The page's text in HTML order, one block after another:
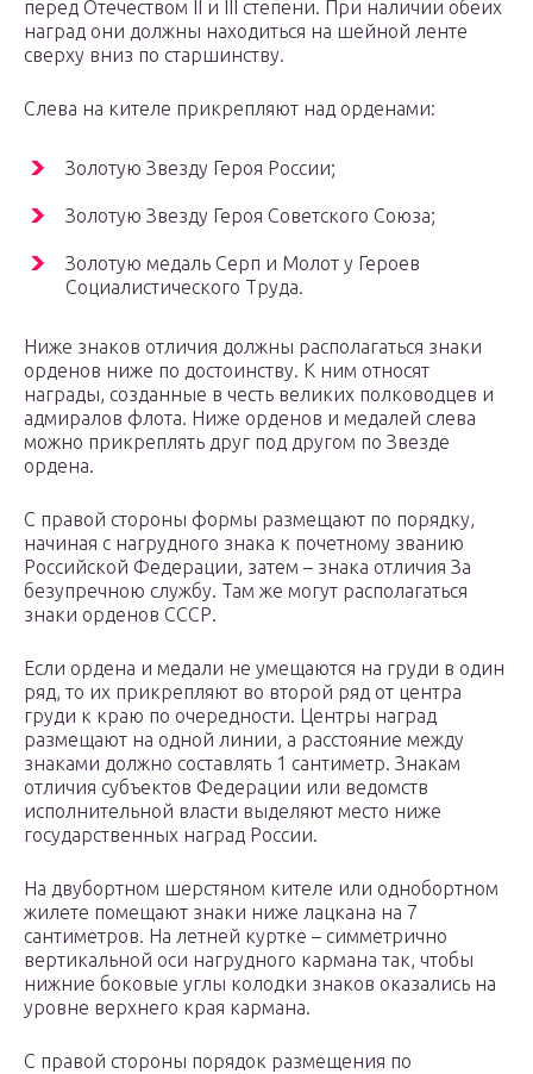
перед Отечеством II и III степени. При наличии обеих
наград они должны находиться на шейной ленте
сверху вниз по старшинству.
Слева на кителе прикрепляют над орденами:
Золотую Звезду Героя России;
Золотую Звезду Героя Советского Союза;
Золотую медаль Серп и Молот у Героев
Социалистического Труда.
Ниже знаков отличия должны располагаться знаки
орденов ниже по достоинству. К ним относят
награды, созданные в честь великих полководцев и
адмиралов флота. Ниже орденов и медалей слева
можно прикреплять друг под другом по Звезде
ордена.
С правой стороны формы размещают по порядку,
начиная с нагрудного знака к почетному званию
Российской Федерации, затем – знака отличия За
безупречною службу. Там же могут располагаться
знаки орденов СССР.
Если ордена и медали не умещаются на груди в один
ряд, то их прикрепляют во второй ряд от центра
груди к краю по очередности. Центры наград
размещают на одной линии, а расстояние между
знаками должно составлять 1 сантиметр. Знакам
отличия субъектов Федерации или ведомств
исполнительной власти выделяют место ниже
государственных наград России.
На двубортном шерстяном кителе или однобортном
жилете помещают знаки ниже лацкана на 7
сантиметров. На летней куртке – симметрично
вертикальной оси нагрудного кармана так, чтобы
нижние боковые углы колодки знаков оказались на
уровне верхнего края кармана.
С правой стороны порядок размещения по